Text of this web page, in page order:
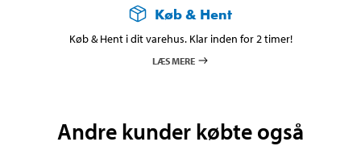
Køb & Hent
Køb & Hent i dit varehus. Klar inden for 2 timer!
LÆS MERE
Andre kunder købte også